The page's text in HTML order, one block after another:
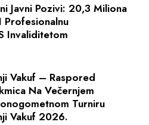
Javni Pozivi: 20,3 Miliona
Profesionalnu
Invaliditetom
Vakuf – Raspored
Na Večernjem
Turniru
Vakuf 2026.